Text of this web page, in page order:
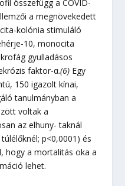
összefügg a COVID-
a megnövekedett
kolónia stimuláló
10, monocita
gyulladásos
faktor-α.(6) Egy
150 igazolt kínai,
tanulmányban a
voltak a
az elhuny- taknál
p<0,0001) és
hogy a mortalitás oka a
lehet.